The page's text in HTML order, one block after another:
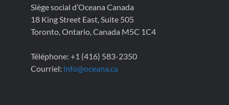
Siège social d’Oceana Canada
18 King Street East, Suite 505
Toronto, Ontario, Canada M5C 1C4
Téléphone: +1 (416) 583-2350
Courriel: info@oceana.ca